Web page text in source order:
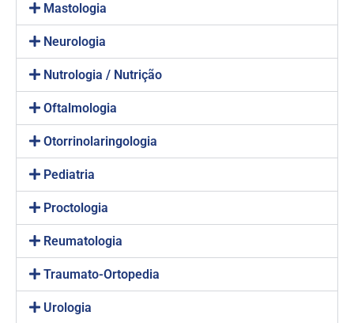
Mastologia
Neurologia
Nutrologia / Nutrição
Oftalmologia
Otorrinolaringologia
Pediatria
Proctologia
Reumatologia
Traumato-Ortopedia
Urologia